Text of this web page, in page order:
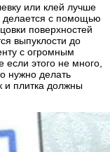
или клей лучше
делается с помощью
поверхностей
выпуклости до
с огромным
этого не много,
нужно делать
и плитка должны